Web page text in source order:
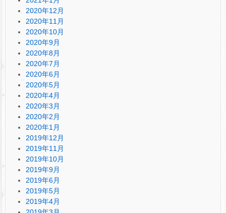
2020年12月
2020年11月
2020年10月
2020年9月
2020年8月
2020年7月
2020年6月
2020年5月
2020年4月
2020年3月
2020年2月
2020年1月
2019年12月
2019年11月
2019年10月
2019年9月
2019年6月
2019年5月
2019年4月